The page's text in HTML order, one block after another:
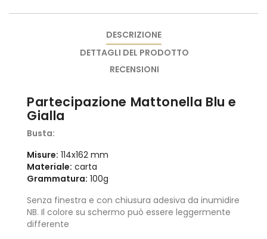
DESCRIZIONE
DETTAGLI DEL PRODOTTO
RECENSIONI
Partecipazione Mattonella Blu e
Gialla
Busta:
Misure: 114x162 mm
Materiale: carta
Grammatura: 100g
Senza finestra e con chiusura adesiva da inumidire
NB. Il colore su schermo può essere leggermente
differente